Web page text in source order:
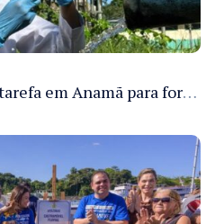
Cosama inicia força-tarefa em Anamã para fortalecer abastecimento de água e segurança hídrica da população